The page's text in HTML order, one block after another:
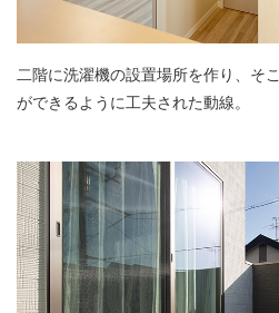
二階に洗濯機の設置場所を作り、そ
ができるように工夫された動線。